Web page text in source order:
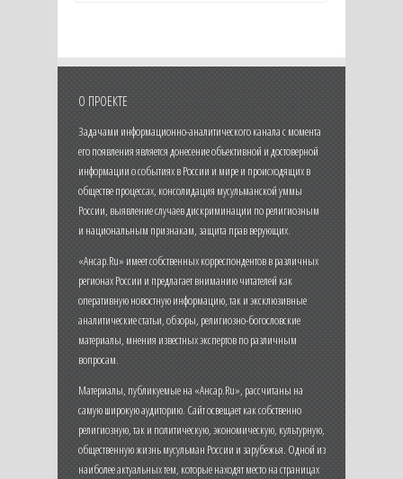
О ПРОЕКТЕ
Задачами информационно-аналитического канала с момента
его появления является донесение объективной и достоверной
информации о событиях в России и мире и происходящих в
обществе процессах, консолидация мусульманской уммы
России, выявление случаев дискриминации по религиозным
и национальным признакам, защита прав верующих.
«Ансар.Ru» имеет собственных корреспондентов в различных
регионах России и предлагает вниманию читателей как
оперативную новостную информацию, так и эксклюзивные
аналитические статьи, обзоры, религиозно-богословские
материалы, мнения известных экспертов по различным
вопросам.
Материалы, публикуемые на «Ансар.Ru», рассчитаны на
самую широкую аудиторию. Сайт освещает как собственно
религиозную, так и политическую, экономическую, культурную,
общественную жизнь мусульман России и зарубежья. Одной из
наиболее актуальных тем, которые находят место на страницах